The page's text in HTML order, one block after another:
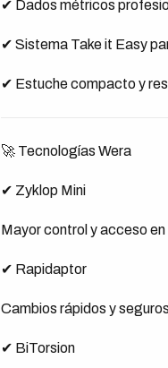
✔ Dados métricos
✔ Sistema Take it Easy
✔ Estuche compacto y
🚀 Tecnologías Wera
✔ Zyklop Mini
Mayor control y acceso
✔ Rapidaptor
Cambios rápidos y
✔ BiTorsion